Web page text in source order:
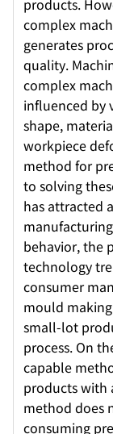
products.
complex
generates
quality.
complex
influenced by
shape,
workpiece
method for
to solving
has attracted
behavior, the
technology
consumer
mould
small-lot
process. On
capable
products with
method does
consuming